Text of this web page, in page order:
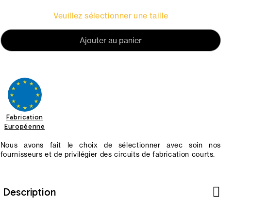
Veuillez sélectionner une taille
Ajouter au panier
Fabrication
Européenne
Nous avons fait le choix de sélectionner avec soin nos
fournisseurs et de privilégier des circuits de fabrication courts.
Description